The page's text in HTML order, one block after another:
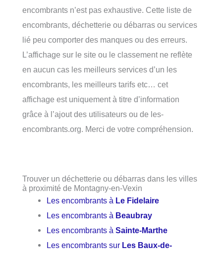
encombrants n’est pas exhaustive. Cette liste de
encombrants, déchetterie ou débarras ou services
lié peu comporter des manques ou des erreurs.
L’affichage sur le site ou le classement ne reflète
en aucun cas les meilleurs services d’un les
encombrants, les meilleurs tarifs etc… cet
affichage est uniquement à titre d’information
grâce à l’ajout des utilisateurs ou de les-
encombrants.org. Merci de votre compréhension.
Trouver un déchetterie ou débarras dans les villes
à proximité de Montagny-en-Vexin
Les encombrants à Le Fidelaire
Les encombrants à Beaubray
Les encombrants àSainte-Marthe
Les encombrants sur Les Baux-de-